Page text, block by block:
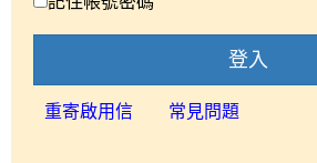
登入
重寄啟用信 常見問題